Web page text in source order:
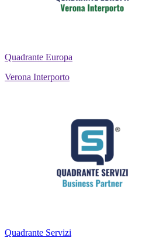
Quadrante Europa
Verona Interporto
Quadrante Servizi